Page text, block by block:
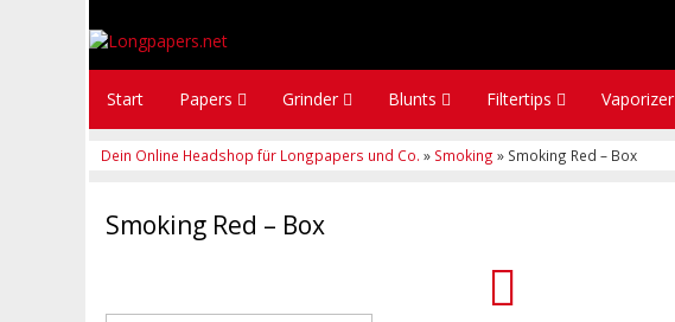
Start Papers Grinder Blunts Filtertips Vaporizer
Dein Online Headshop für Longpapers und Co. » Smoking » Smoking Red – Box
Smoking Red – Box